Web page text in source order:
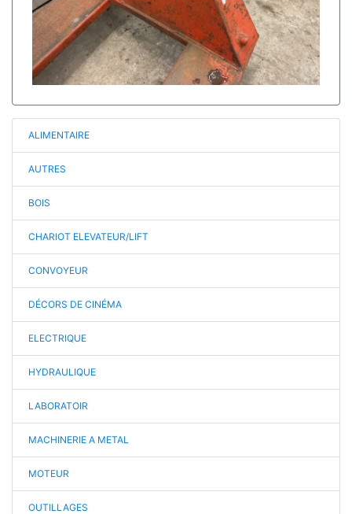
ALIMENTAIRE
AUTRES
BOIS
CHARIOT ELEVATEUR/LIFT
CONVOYEUR
DÉCORS DE CINÉMA
ELECTRIQUE
HYDRAULIQUE
LABORATOIR
MACHINERIE A METAL
MOTEUR
OUTILLAGES